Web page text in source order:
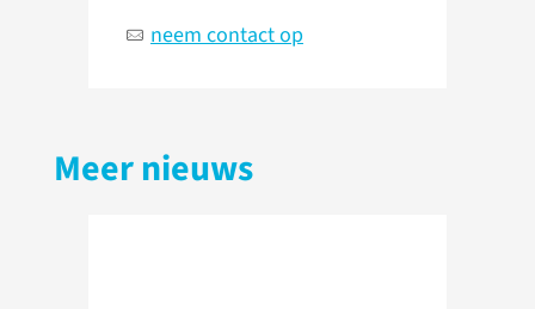
neem contact op
Meer nieuws